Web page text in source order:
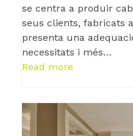
se centra a produir
seus clients, fabricats
presenta una
necessitats i més…
Read more